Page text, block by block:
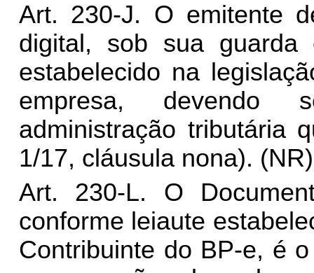
Art. 230-J. O emitente
digital, sob sua guarda
estabelecido na
empresa, devendo
administração tributária
1/17, cláusula nona). (NR)
Art. 230-L. O
conforme leiaute
Contribuinte do BP-e, é